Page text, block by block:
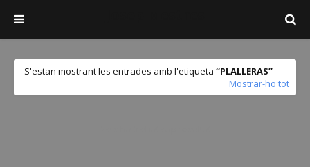
S'estan mostrant les entrades amb l'etiqueta
PLALLERAS
Mostrar-ho tot